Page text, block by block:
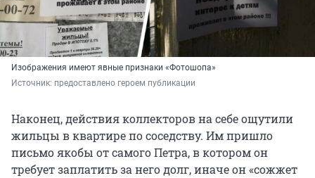
Изображения имеют явные признаки «Фотошопа»
Источник: предоставлено героем публикации
Наконец, действия коллекторов на себе ощутили
жильцы в квартире по соседству. Им пришло
письмо якобы от самого Петра, в котором он
требует заплатить за него долг, иначе он «сожжет